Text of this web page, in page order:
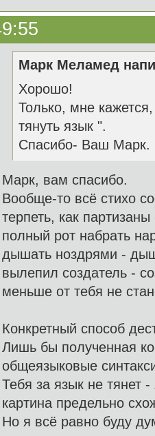
Марк Меламед
Хорошо!
Только, мне
тянуть язык ".
Спасибо- Ваш Марк.
Марк, вам спасибо.
Вообще-то всё стихо
терпеть, как
полный рот набрать
дышать ноздрями -
вылепил создатель -
меньше от тебя не
Конкретный способ
Лишь бы полученная
общеязыковые
Тебя за язык не тянет
картина предельно
Но я всё равно буду